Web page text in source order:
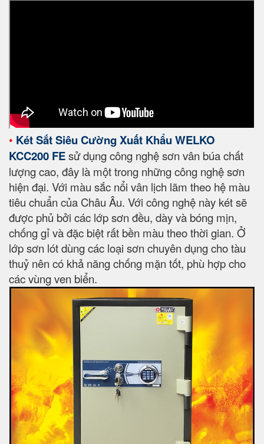
• Két Sắt Siêu Cường Xuất Khẩu WELKO
KCC200 FEsử dụng công nghệ sơn vân búa chất
lượng cao, đây là một trong những công nghệ sơn
hiện đại. Với màu sắc nổi vân lịch lãm theo hệ màu
tiêu chuẩn của Châu Âu. Với công nghệ này két sẽ
được phủ bởi các lớp sơn đều, dày và bóng mịn,
chống gỉ và đặc biệt rất bền màu theo thời gian. Ở
lớp sơn lót dùng các loại sơn chuyên dụng cho tàu
thuỷ nên có khả năng chống mặn tốt, phù hợp cho
các vùng ven biển.